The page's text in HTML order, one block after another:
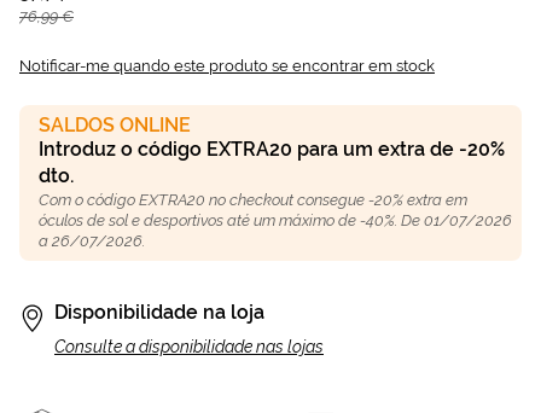
76,99 €
Notificar-me quando este produto se encontrar em stock
SALDOS ONLINE
Introduz o código EXTRA20 para um extra de -20%
dto.
Com o código EXTRA20 no checkout consegue -20% extra em
óculos de sol e desportivos até um máximo de -40%. De 01/07/2026
a 26/07/2026.
Disponibilidade na loja
Consulte a disponibilidade nas lojas